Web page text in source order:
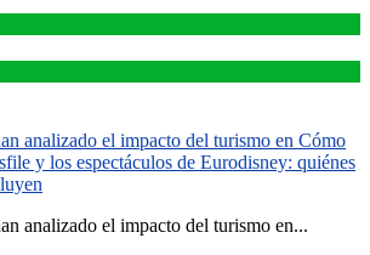
analizado el impacto del turismo en Cómo
y los espectáculos de Eurodisney: quiénes
analizado el impacto del turismo en...